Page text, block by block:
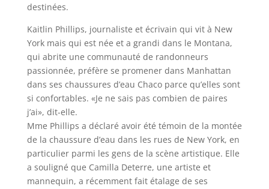
destinées.
Kaitlin Phillips, journaliste et écrivain qui vit à New
York mais qui est née et a grandi dans le Montana,
qui abrite une communauté de randonneurs
passionnée, préfère se promener dans Manhattan
dans ses chaussures d’eau Chaco parce qu’elles sont
si confortables. «Je ne sais pas combien de paires
j’ai», dit-elle.
Mme Phillips a déclaré avoir été témoin de la montée
de la chaussure d’eau dans les rues de New York, en
particulier parmi les gens de la scène artistique. Elle
a souligné que Camilla Deterre, une artiste et
mannequin, a récemment fait étalage de ses